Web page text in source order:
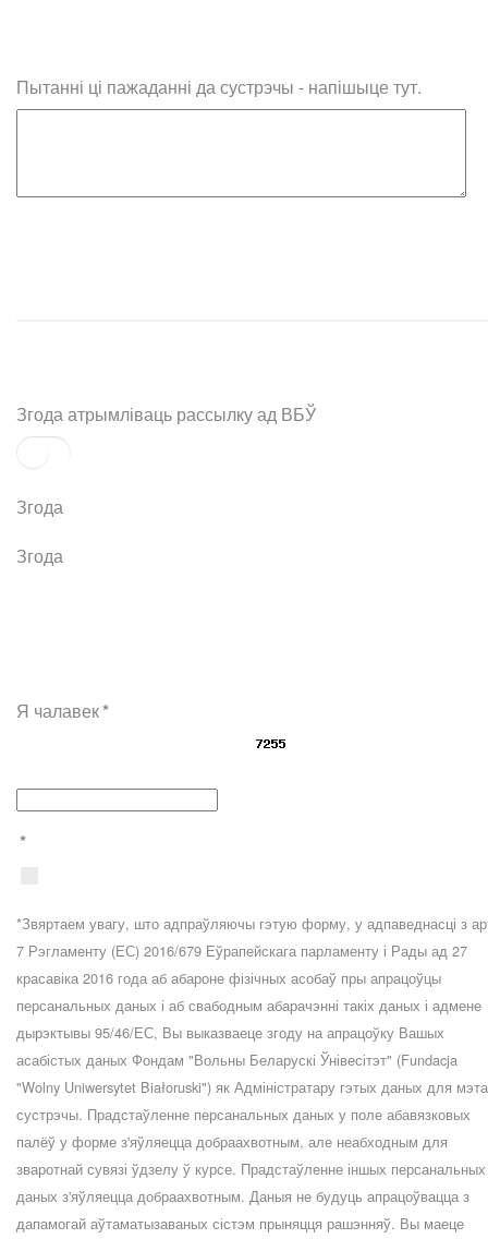
Пытанні ці пажаданні да сустрэчы - напішыце тут.
Згода атрымліваць рассылку ад ВБЎ
Згода
Згода
Я чалавек*
*
*Звяртаем увагу, што адпраўляючы гэтую форму, у адпаведнасці з
7 Рэгламенту (ЕС) 2016/679 Еўрапейскага парламенту і Рады ад 27
красавіка 2016 года аб абароне фізічных асобаў пры апрацоўцы
персанальных даных і аб свабодным абарачэнні такіх даных і адмене
дырэктывы 95/46/ЕС, Вы выказваеце згоду на апрацоўку Вашых
асабістых даных Фондам "Вольны Беларускі Ўнівесітэт" (Fundacja
"Wolny Uniwersytet Białoruski") як Адміністратару гэтых даных для
сустрэчы. Прадстаўленне персанальных даных у поле абавязковых
палёў у форме з'яўляецца добраахвотным, але неабходным для
зваротнай сувязі ўдзелу ў курсе. Прадстаўленне іншых персанальных
даных з'яўляецца добраахвотным. Даныя не будуць апрацоўвацца з
дапамогай аўтаматызаваных сістэм прыняцця рашэнняў. Вы маеце